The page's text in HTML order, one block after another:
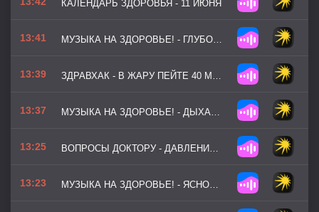
КАЛЕНДАРЬ ЗДОРОВЬЯ - 11 ИЮНЯ
13:41 МУЗЫКА НА ЗДОРОВЬЕ! - ГЛУБОКИЙ ВДОХ
13:39 ЗДРАВХАК - В ЖАРУ ПЕЙТЕ 40 МЛ ВОДЫ НА КИЛОГРАММ ВЕСА
13:37 МУЗЫКА НА ЗДОРОВЬЕ! - ДЫХАНИЕ УТРА (ВЕРСИЯ 2)
13:25 ВОПРОСЫ ДОКТОРУ - ДАВЛЕНИЕ НА РУКАХ
13:23 МУЗЫКА НА ЗДОРОВЬЕ! - ЯСНОСТЬ ВЗГЛЯДА